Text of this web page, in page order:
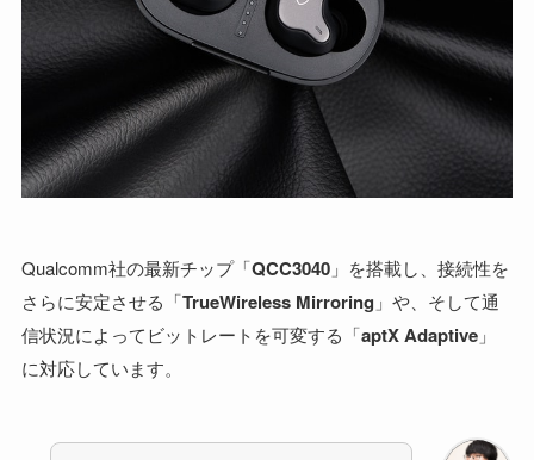
Qualcomm社の最新チップ「QCC3040」を搭載し、接続性を
さらに安定させる「TrueWireless Mirroring 」や、そして通
信状況によってビットレートを可変する「aptX Adaptive」
に対応しています。